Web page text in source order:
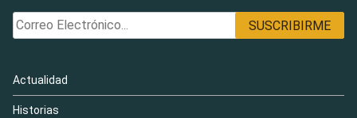
Actualidad
Historias